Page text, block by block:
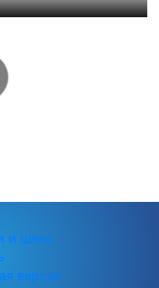
и цены
версия